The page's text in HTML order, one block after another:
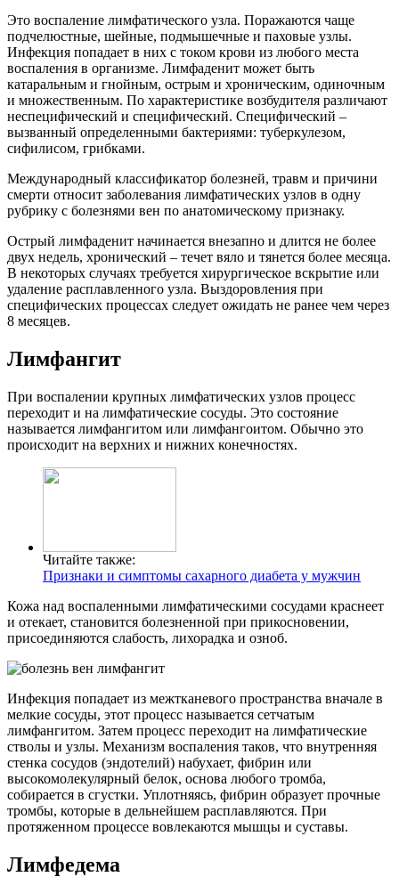
Это воспаление лимфатического узла. Поражаются чаще
подчелюстные, шейные, подмышечные и паховые узлы.
Инфекция попадает в них с током крови из любого места
воспаления в организме. Лимфаденит может быть
катаральным и гнойным, острым и хроническим, одиночным
и множественным. По характеристике возбудителя различают
неспецифический и специфический. Специфический –
вызванный определенными бактериями: туберкулезом,
сифилисом, грибками.
Международный классификатор болезней, травм и причини
смерти относит заболевания лимфатических узлов в одну
рубрику с болезнями вен по анатомическому признаку.
Острый лимфаденит начинается внезапно и длится не более
двух недель, хронический – течет вяло и тянется более месяца.
В некоторых случаях требуется хирургическое вскрытие или
удаление расплавленного узла. Выздоровления при
специфических процессах следует ожидать не ранее чем через
8 месяцев.
Лимфангит
При воспалении крупных лимфатических узлов процесс
переходит и на лимфатические сосуды. Это состояние
называется лимфангитом или лимфангоитом. Обычно это
происходит на верхних и нижних конечностях.
Читайте также:
Признаки и симптомы сахарного диабета у мужчин
Кожа над воспаленными лимфатическими сосудами краснеет
и отекает, становится болезненной при прикосновении,
присоединяются слабость, лихорадка и озноб.
Инфекция попадает из межтканевого пространства вначале в
мелкие сосуды, этот процесс называется сетчатым
лимфангитом. Затем процесс переходит на лимфатические
стволы и узлы. Механизм воспаления таков, что внутренняя
стенка сосудов (эндотелий) набухает, фибрин или
высокомолекулярный белок, основа любого тромба,
собирается в сгустки. Уплотняясь, фибрин образует прочные
тромбы, которые в дельнейшем расплавляются. При
протяженном процессе вовлекаются мышцы и суставы.
Лимфедема